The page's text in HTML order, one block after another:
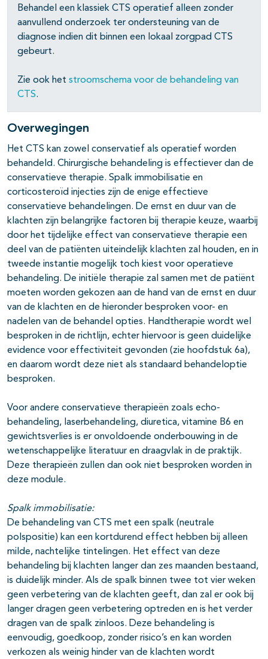
Behandel een klassiek CTS operatief alleen zonder
aanvullend onderzoek ter ondersteuning van de
diagnose indien dit binnen een lokaal zorgpad CTS
gebeurt.
Zie ook het stroomschema voor de behandeling van
CTS.
Overwegingen
Het CTS kan zowel conservatief als operatief worden
behandeld. Chirurgische behandeling is effectiever dan de
conservatieve therapie. Spalk immobilisatie en
corticosteroïd injecties zijn de enige effectieve
conservatieve behandelingen. De ernst en duur van de
klachten zijn belangrijke factoren bij therapie keuze, waarbij
door het tijdelijke effect van conservatieve therapie een
deel van de patiënten uiteindelijk klachten zal houden, en in
tweede instantie mogelijk toch kiest voor operatieve
behandeling. De initiële therapie zal samen met de patiënt
moeten worden gekozen aan de hand van de ernst en duur
van de klachten en de hieronder besproken voor- en
nadelen van de behandel opties. Handtherapie wordt wel
besproken in de richtlijn, echter hiervoor is geen duidelijke
evidence voor effectiviteit gevonden (zie hoofdstuk 6a),
en daarom wordt deze niet als standaard behandeloptie
besproken.
Voor andere conservatieve therapieën zoals echo-
behandeling, laserbehandeling, diuretica, vitamine B6 en
gewichtsverlies is er onvoldoende onderbouwing in de
wetenschappelijke literatuur en draagvlak in de praktijk.
Deze therapieën zullen dan ook niet besproken worden in
deze module.
Spalk immobilisatie:
De behandeling van CTS met een spalk (neutrale
polspositie) kan een kortdurend effect hebben bij alleen
milde, nachtelijke tintelingen. Het effect van deze
behandeling bij klachten langer dan zes maanden bestaand,
is duidelijk minder. Als de spalk binnen twee tot vier weken
geen verbetering van de klachten geeft, dan zal er ook bij
langer dragen geen verbetering optreden en is het verder
dragen van de spalk zinloos. Deze behandeling is
eenvoudig, goedkoop, zonder risico’s en kan worden
verkozen als weinig hinder van de klachten wordt